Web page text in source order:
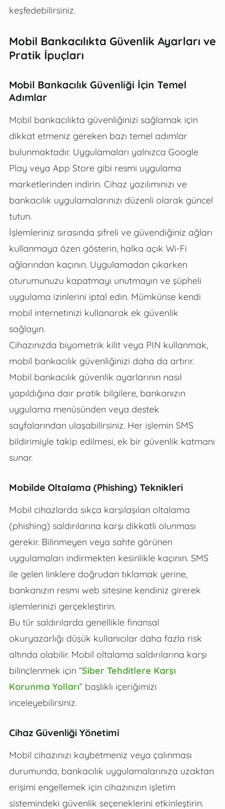
keşfedebilirsiniz.
Mobil Bankacılıkta Güvenlik Ayarları ve
Pratik İpuçları
Mobil Bankacılık Güvenliği İçin Temel
Adımlar
Mobil bankacılıkta güvenliğinizi sağlamak için
dikkat etmeniz gereken bazı temel adımlar
bulunmaktadır. Uygulamaları yalnızca Google
Play veya App Store gibi resmi uygulama
marketlerinden indirin. Cihaz yazılımınızı ve
bankacılık uygulamalarınızı düzenli olarak güncel
tutun.
İşlemleriniz sırasında şifreli ve güvendiğiniz ağları
kullanmaya özen gösterin, halka açık Wi-Fi
ağlarından kaçının. Uygulamadan çıkarken
oturumunuzu kapatmayı unutmayın ve şüpheli
uygulama izinlerini iptal edin. Mümkünse kendi
mobil internetinizi kullanarak ek güvenlik
sağlayın.
Cihazınızda biyometrik kilit veya PIN kullanmak,
mobil bankacılık güvenliğinizi daha da artırır.
Mobil bankacılık güvenlik ayarlarının nasıl
yapıldığına dair pratik bilgilere, bankanızın
uygulama menüsünden veya destek
sayfalarından ulaşabilirsiniz. Her işlemin SMS
bildirimiyle takip edilmesi, ek bir güvenlik katmanı
sunar.
Mobilde Oltalama (Phishing) Teknikleri
Mobil cihazlarda sıkça karşılaşılan oltalama
(phishing) saldırılarına karşı dikkatli olunması
gerekir. Bilinmeyen veya sahte görünen
uygulamaları indirmekten kesinlikle kaçının. SMS
ile gelen linklere doğrudan tıklamak yerine,
bankanızın resmi web sitesine kendiniz girerek
işlemlerinizi gerçekleştirin.
Bu tür saldırılarda genellikle finansal
okuryazarlığı düşük kullanıcılar daha fazla risk
altında olabilir. Mobil oltalama saldırılarına karşı
bilinçlenmek için “Siber Tehditlere Karşı
Korunma Yolları” başlıklı içeriğimizi
inceleyebilirsiniz.
Cihaz Güvenliği Yönetimi
Mobil cihazınızı kaybetmeniz veya çalınması
durumunda, bankacılık uygulamalarınıza uzaktan
erişimi engellemek için cihazınızın işletim
sistemindeki güvenlik seçeneklerini etkinleştirin.